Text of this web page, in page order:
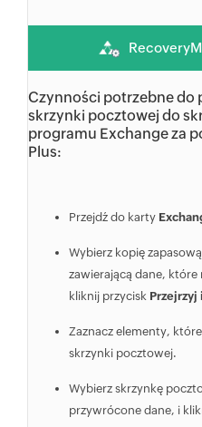
Czynności potrzebne do
skrzynki pocztowej do
programu Exchange za
Plus:
Przejdź do karty
Wybierz kopię
zawierającą dane,
kliknij przycisk Przejrzyj
Zaznacz elementy,
skrzynki pocztowej.
Wybierz skrzynkę
przywrócone dane, i